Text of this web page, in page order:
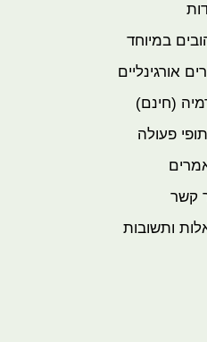
במיוחד
אורגינליים
(חינם)
פעולה
קשר
ותשובות